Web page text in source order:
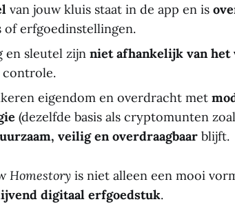
van jouw kluis staat in de app en is
of erfgoedinstellingen.
en sleutel zijn niet afhankelijk van het
eigendom en overdracht met
(dezelfde basis als cryptomunten
veilig en overdraagbaar blijft.
Homestory is niet alleen een mooi
digitaal erfgoedstuk.